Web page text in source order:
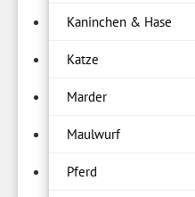
Kaninchen & Hase
Katze
Marder
Maulwurf
Pferd